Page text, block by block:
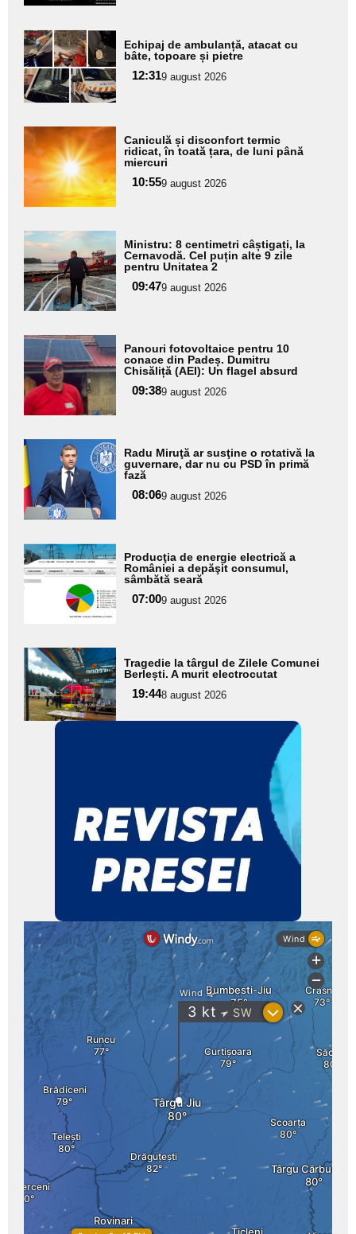
Adaugă
aici textul
pentru
subtitlu
Echipaj de ambulanță, atacat cu
bâte, topoare și pietre
12:319 august 2026
Adaugă
aici textul
pentru
subtitlu
Caniculă și disconfort termic
ridicat, în toată țara, de luni până
miercuri
10:559 august 2026
Adaugă
aici textul
pentru
subtitlu
Ministru: 8 centimetri câștigați, la
Cernavodă. Cel puțin alte 9 zile
pentru Unitatea 2
09:479 august 2026
Adaugă
aici textul
pentru
subtitlu
Panouri fotovoltaice pentru 10
conace din Padeș. Dumitru
Chisăliță (AEI): Un flagel absurd
09:389 august 2026
Adaugă
aici textul
pentru
subtitlu
Radu Miruţă ar susţine o rotativă la
guvernare, dar nu cu PSD în primă
fază
08:069 august 2026
Adaugă
aici textul
pentru
subtitlu
Producţia de energie electrică a
României a depăşit consumul,
sâmbătă seară
07:009 august 2026
Adaugă
aici textul
pentru
subtitlu
Tragedie la târgul de Zilele Comunei
Berlești. A murit electrocutat
19:448 august 2026